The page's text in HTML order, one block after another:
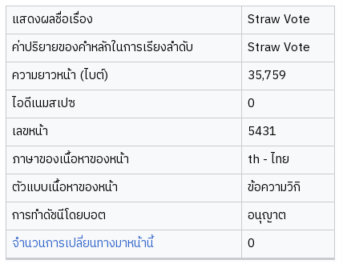
แสดงผลชื่อเรื่อง
Straw Vote
ค่าปริยายของคำหลักในการเรียงลำดับ
Straw Vote
ความยาวหน้า (ไบต์)
35,759
ไอดีเนมสเปซ
0
เลขหน้า
5431
ภาษาของเนื้อหาของหน้า
th - ไทย
ตัวแบบเนื้อหาของหน้า
ข้อความวิกิ
การทำดัชนีโดยบอต
อนุญาต
จำนวนการเปลี่ยนทางมาหน้านี้
0